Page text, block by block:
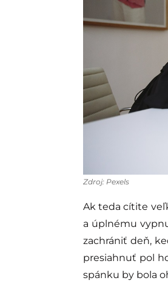
Zdroj: Pexels
Ak teda cítite
a úplnému
zachrániť deň,
presiahnuť pol
spánku by bola